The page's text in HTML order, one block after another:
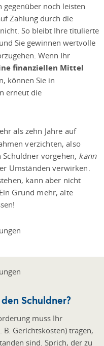
gegenüber noch leisten
Zahlung durch die
So bleibt Ihre titulierte
und Sie gewinnen wertvolle
Wenn Ihr
finanziellen Mittel
können Sie in
erneut die
als zehn Jahre auf
verzichten, also
vorgehen, kann
Umständen verwirken.
kann aber nicht
Grund mehr, alte
Schuldner?
muss Ihr
B. Gerichtskosten) tragen,
sind. Sprich, der zu